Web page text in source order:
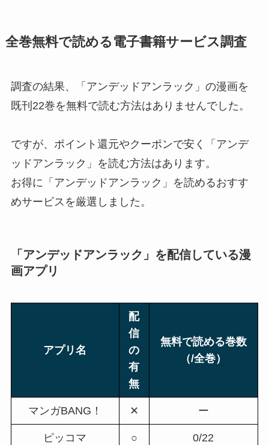
全巻無料で読める電子書籍サービス調査
調査の結果、「アンデッドアンラック」の漫画を
既刊22巻を無料で読む方法はありませんでした。
ですが、ポイント還元やクーポンで安く「アンデ
ッドアンラック」を読む方法はあります。
お得に「アンデッドアンラック」を読めるおすす
めサービスを厳選しました。
「アンデッドアンラック」を配信している漫
画アプリ
アプリ名
配
信
の
有
無
無料で読める巻数
（/全巻）
マンガBANG！ ✕ ー
ピッコマ ○ 0/22